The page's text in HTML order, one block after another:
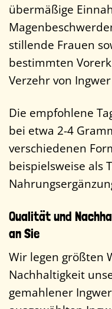
übermäßige
stillende Frauen
bestimmten
Verzehr von
Die empfohlene
bei etwa 2-4
verschiedenen
beispielsweise als
Qualität und
an Sie
Wir legen größten
Nachhaltigkeit
gemahlener